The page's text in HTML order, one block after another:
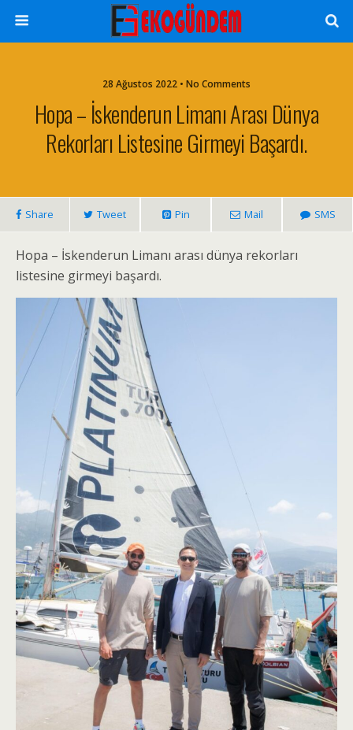
28 Ağustos 2022 • No Comments
Hopa – İskenderun Limanı Arası Dünya
Rekorları Listesine Girmeyi Başardı.
Share Tweet Pin Mail SMS
Hopa – İskenderun Limanı arası dünya rekorları
listesine girmeyi başardı.